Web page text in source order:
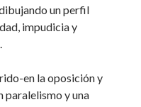
un perfil
impudicia y
en la oposición y
paralelismo y una